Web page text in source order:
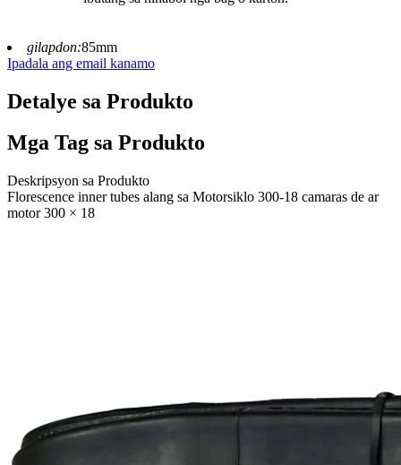
gilapdon:85mm
Ipadala ang email kanamo
Detalye sa Produkto
Mga Tag sa Produkto
Deskripsyon sa Produkto
Florescence inner tubes alang sa Motorsiklo 300-18 camaras de ar
motor 300 × 18